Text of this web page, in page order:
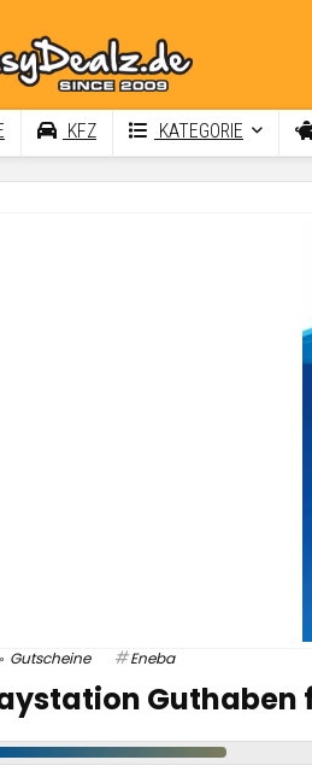
KFZ KATEGORIE
Gutscheine Eneba
Guthaben